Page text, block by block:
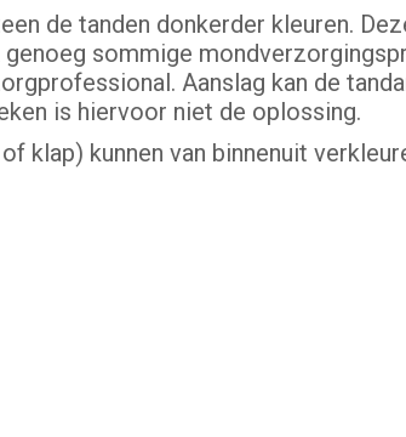
de tanden donkerder kleuren.
genoeg sommige
Aanslag kan de
is hiervoor niet de oplossing.
klap) kunnen van binnenuit